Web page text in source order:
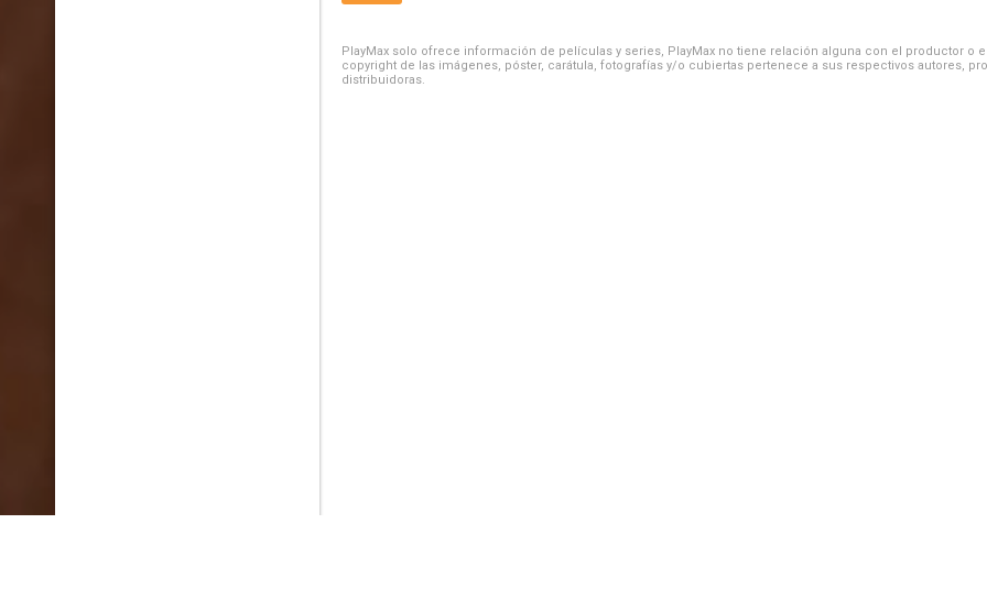
PlayMax solo ofrece información de películas y series, PlayMax no tiene relación alguna con el productor o
copyright de las imágenes, póster, carátula, fotografías y/o cubiertas pertenece a sus respectivos autores,
distribuidoras.